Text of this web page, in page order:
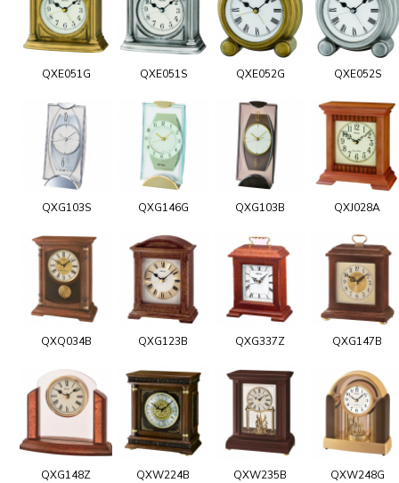
QXE051G QXE051S QXE052G QXE052S
QXG103S QXG146G QXG103B QXJ028A
QXQ034B QXG123B QXG337Z QXG147B
QXG148Z QXW224B QXW235B QXW248G